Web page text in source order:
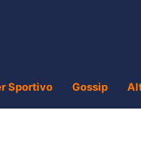
Sportivo Gossip